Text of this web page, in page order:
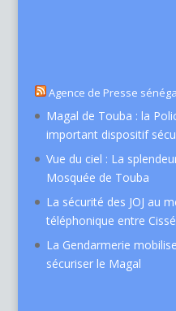
Agence de Presse
Magal de Touba : la
important dispositif
Vue du ciel : La
Mosquée de Touba
La sécurité des JOJ au
téléphonique entre
La Gendarmerie
sécuriser le Magal